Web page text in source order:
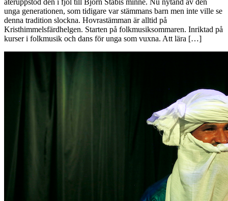
unga generationen, som tidigare var stämmans barn men inte ville se
denna tradition slockna. Hovrastämman är alltid på
Kristhimmelsfärdhelgen. Starten på folkmusiksommaren. Inriktad på
kurser i folkmusik och dans för unga som vuxna. Att lära […]